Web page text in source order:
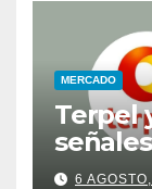
MERCADO
Terpel
6